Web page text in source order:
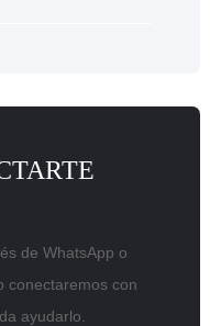
de WhatsApp o
conectaremos con
ayudarlo.